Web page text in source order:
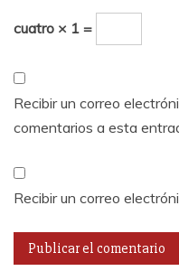
cuatro × 1 =
Recibir un correo
comentarios a esta
Recibir un correo